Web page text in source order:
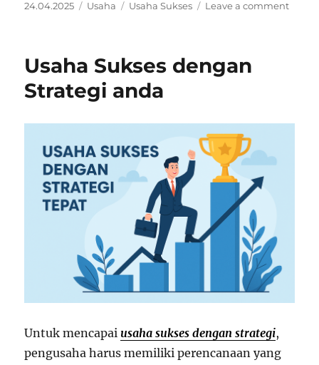
Posted
24.04.2025 Categories
Usaha Tags
Usaha Sukses Leave a commenton
Usaha Sukses dengan
Strategi anda
Untuk mencapai usaha sukses dengan strategi,
pengusaha harus memiliki perencanaan yang